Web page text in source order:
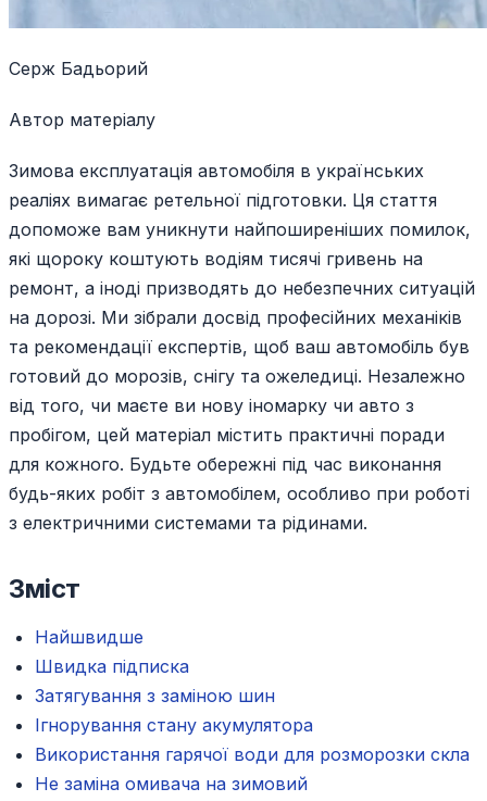
Серж Бадьорий
Автор матеріалу
Зимова експлуатація автомобіля в українських
реаліях вимагає ретельної підготовки. Ця стаття
допоможе вам уникнути найпоширеніших помилок,
які щороку коштують водіям тисячі гривень на
ремонт, а іноді призводять до небезпечних ситуацій
на дорозі. Ми зібрали досвід професійних механіків
та рекомендації експертів, щоб ваш автомобіль був
готовий до морозів, снігу та ожеледиці. Незалежно
від того, чи маєте ви нову іномарку чи авто з
пробігом, цей матеріал містить практичні поради
для кожного. Будьте обережні під час виконання
будь-яких робіт з автомобілем, особливо при роботі
з електричними системами та рідинами.
Зміст
Найшвидше
Швидка підписка
Затягування з заміною шин
Ігнорування стану акумулятора
Використання гарячої води для розморозки скла
Не заміна омивача на зимовий